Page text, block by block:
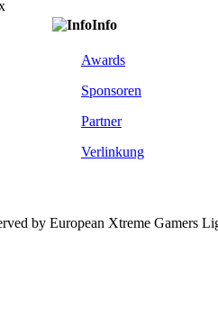
Info
Awards
Sponsoren
Partner
Verlinkung
by European Xtreme Gamers